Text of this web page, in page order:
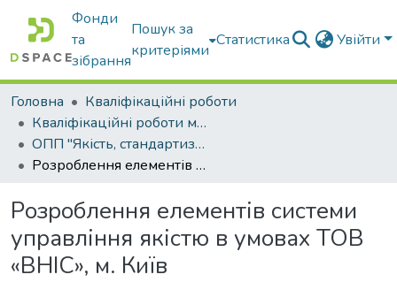
Фонди
та
зібрання
Пошук за
критеріями
Статистика Увійти
Головна
Кваліфікаційні роботи
Кваліфікаційні роботи магістрів
ОПП "Якість, стандартизація та сертифікація"
Розроблення елементів системи управління якістю в умовах ТОВ «ВНІС», м. Київ
Розроблення елементів системи
управління якістю в умовах ТОВ
«ВНІС», м. Київ